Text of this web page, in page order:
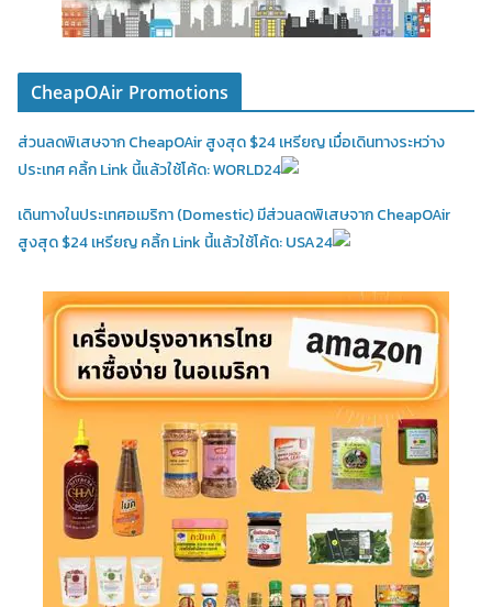
CheapOAir Promotions
ส่วนลดพิเสษจาก CheapOAir สูงสุด $24 เหรียญ เมื่อเดินทางระหว่าง
ประเทศ คลิ้ก Link นี้แล้วใช้โค้ด: WORLD24
เดินทางในประเทศอเมริกา (Domestic)มีส่วนลดพิเสษจาก CheapOAir
สูงสุด $24 เหรียญ คลิ้ก Link นี้แล้วใช้โค้ด: USA24